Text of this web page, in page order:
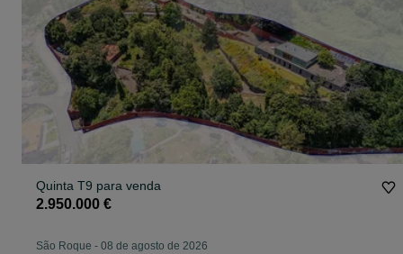
Quinta T9 para venda
2.950.000 €
São Roque - 08 de agosto de 2026